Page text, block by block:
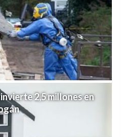
2,5 millones en